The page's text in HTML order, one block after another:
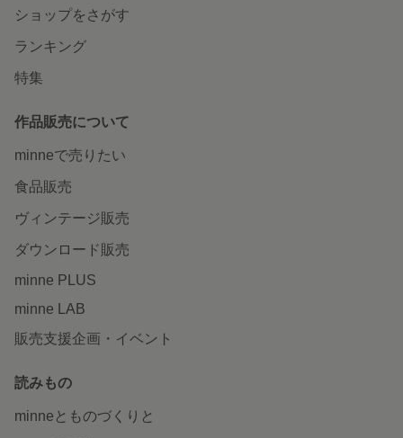
ショップをさがす
ランキング
特集
作品販売について
minneで売りたい
食品販売
ヴィンテージ販売
ダウンロード販売
minne PLUS
minne LAB
販売支援企画・イベント
読みもの
minneとものづくりと